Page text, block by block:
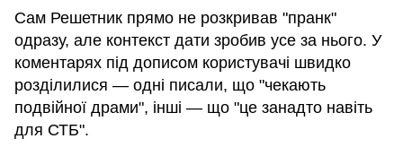
Сам Решетник прямо не розкривав "пранк"
одразу, але контекст дати зробив усе за нього. У
коментарях під дописом користувачі швидко
розділилися — одні писали, що "чекають
подвійної драми", інші — що "це занадто навіть
для СТБ".